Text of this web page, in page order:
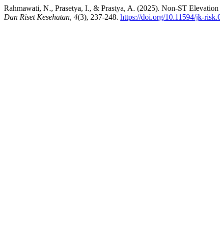
Rahmawati, N., Prasetya, I., & Prastya, A. (2025). Non-ST
Dan Riset Kesehatan, 4(3), 237-248. https://doi.org/10.11594/jk-